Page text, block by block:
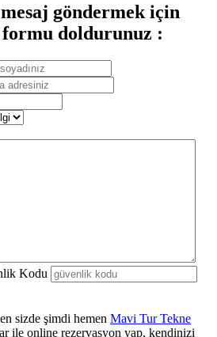
göndermek için
formu doldurunuz :
sizde şimdi hemen Mavi Tur Tekne
ile online rezervasyon yap, kendinizi